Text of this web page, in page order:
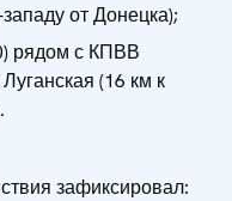
от Донецка);
рядом с КПВВ
(16 км к
зафиксировал: